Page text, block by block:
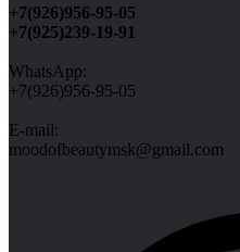
+7(926)956-95-05
+7(925)239-19-91
WhatsApp:
+7(926)956-95-05
E-mail:
moodofbeautymsk@gmail.com